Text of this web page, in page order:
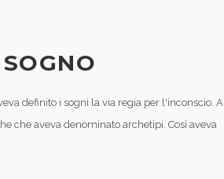
definito i sogni la via regia per l'inconscio. A
che aveva denominato archetipi. Così aveva